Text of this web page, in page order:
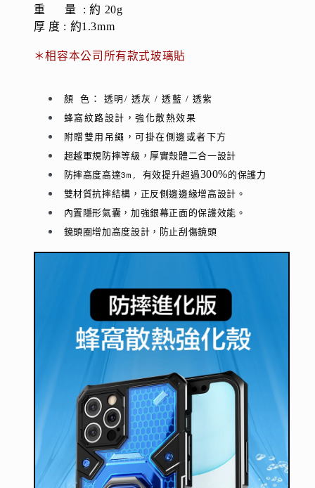
重 量 :約 20g
厚 度 : 約1.3mm
＊相容本公司所有款式玻璃貼
顏 色： 透明/ 透灰 / 透藍 / 透紫
蜂窩紋路設計，強化散熱效果
附贈雙用吊繩，可掛在側邊或者下方
超越軍規防摔等級，厚實殼體二合一設計
防摔高度高達3m, 有效提升超過300%的保護力
雙材質抗摔結構， 正反側邊邊緣增高設計。
內置隱形氣囊，加強銀幕正面的保護效能。
鏡頭圈增加高度設計，防止刮傷鏡頭